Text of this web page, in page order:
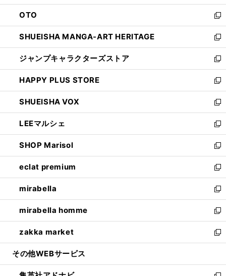
ウ
で
開
く
ン
ド
ウ
で
開
く
OTO
新
し
い
ウ
ィ
ン
ド
ウ
で
開
く
SHUEISHA MANGA-ART HERITAGE
新
し
い
ウ
ィ
ン
ド
ウ
で
開
く
ジャンプキャラクターズストア
新
し
い
ウ
ィ
ン
ド
ウ
で
開
く
HAPPY PLUS STORE
新
し
い
ウ
ィ
ン
ド
ウ
で
開
く
SHUEISHA VOX
新
し
い
ウ
ィ
ン
ド
ウ
で
開
く
LEEマルシェ
新
し
い
ウ
ィ
ン
ド
ウ
で
開
く
SHOP Marisol
新
し
い
ウ
ィ
ン
ド
ウ
で
開
eclat premium
新
し
い
ウ
ィ
ン
ド
ウ
開
mirabella
新
し
い
ウ
ィ
ン
ウ
mirabella homme
新
し
い
ウ
ン
zakka market
新
し
ウ
その他WEBサービス